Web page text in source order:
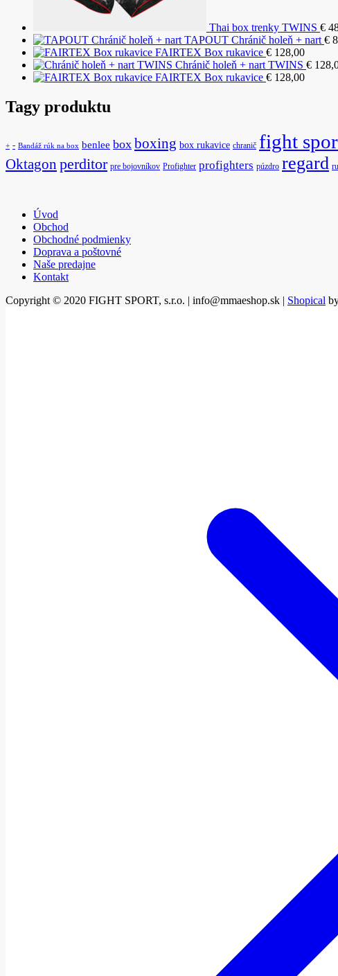
Thai box trenky TWINS €
TAPOUT Chránič holeň + nart €
FAIRTEX Box rukavice € 128,00
Chránič holeň + nart TWINS €
FAIRTEX Box rukavice € 128,00
Tagy produktu
+ - Bandáž rúk na box benlee box boxing box rukavice chranič fight
Oktagon perditor pre bojovníkov Profighter profighters púzdro regard
Úvod
Obchod
Obchodné podmienky
Doprava a poštovné
Naše predajne
Kontakt
Copyright © 2020 FIGHT SPORT, s.r.o. | info@mmaeshop.sk | Shopical